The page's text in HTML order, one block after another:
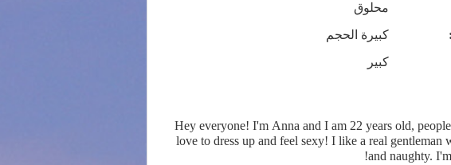
محلوق
كبيرة الحجم
كبير
Hey everyone! I'm Anna and I am 22 years old,
love to dress up and feel sexy! I like a real
and naughty.